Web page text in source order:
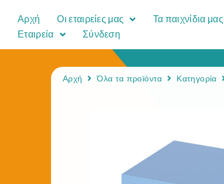
Αρχή Οι εταιρείες μας
Τα παιχνίδια μας
Εταιρεία
Σύνδεση
Αρχή Όλα τα προϊόντα Κατηγορία